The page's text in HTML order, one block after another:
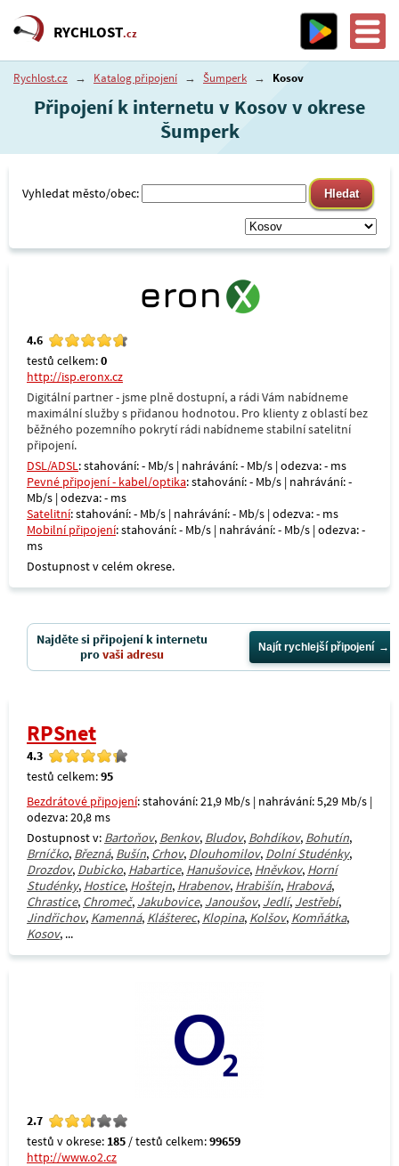
RYCHLOST.cz
Rychlost.cz → Katalog připojení → Šumperk → Kosov
Připojení k internetu v Kosov v okrese
Šumperk
Vyhledat město/obec:
4.6
testů celkem:0
http://isp.eronx.cz
Digitální partner - jsme plně dostupní, a rádi Vám nabídneme
maximální služby s přidanou hodnotou. Pro klienty z oblastí bez
běžného pozemního pokrytí rádi nabídneme stabilní satelitní
připojení.
DSL/ADSL: stahování: - Mb/s | nahrávání: - Mb/s | odezva: - ms
Pevné připojení - kabel/optika: stahování: - Mb/s | nahrávání: -
Mb/s | odezva: - ms
Satelitní: stahování: - Mb/s | nahrávání: - Mb/s | odezva: - ms
Mobilní připojení: stahování: - Mb/s | nahrávání: - Mb/s | odezva: -
ms
Dostupnost v celém okrese.
Najděte si připojení k internetu
provaši adresu Najít rychlejší připojení
RPSnet
4.3
testů celkem:95
Bezdrátové připojení: stahování: 21,9 Mb/s | nahrávání: 5,29 Mb/s |
odezva: 20,8 ms
Dostupnost v: Bartoňov, Benkov, Bludov, Bohdíkov, Bohutín,
Brníčko, Březná, Bušín, Crhov, Dlouhomilov, Dolní Studénky,
Drozdov, Dubicko, Habartice, Hanušovice, Hněvkov, Horní
Studénky, Hostice, Hoštejn, Hrabenov, Hrabišín, Hrabová,
Chrastice, Chromeč, Jakubovice, Janoušov, Jedlí, Jestřebí,
Jindřichov, Kamenná, Klášterec, Klopina, Kolšov, Komňátka,
Kosov, ...
2.7
testů v okrese: 185 / testů celkem:99659
http://www.o2.cz